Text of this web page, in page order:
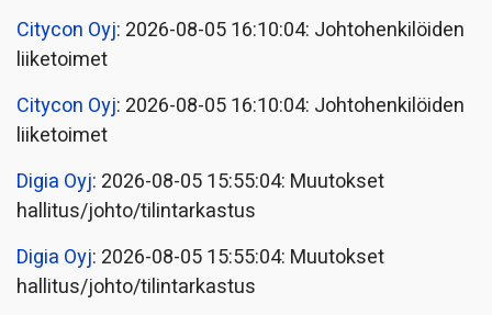
Citycon Oyj: 2026-08-05 16:10:04: Johtohenkilöiden
liiketoimet
Citycon Oyj: 2026-08-05 16:10:04: Johtohenkilöiden
liiketoimet
Digia Oyj: 2026-08-05 15:55:04: Muutokset
hallitus/johto/tilintarkastus
Digia Oyj: 2026-08-05 15:55:04: Muutokset
hallitus/johto/tilintarkastus